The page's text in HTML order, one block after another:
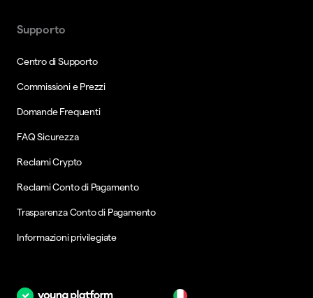
Supporto
Centro di Supporto
Commissioni e Prezzi
Domande Frequenti
FAQ Sicurezza
Reclami Crypto
Reclami Conto di Pagamento
Trasparenza Conto di Pagamento
Informazioni privilegiate